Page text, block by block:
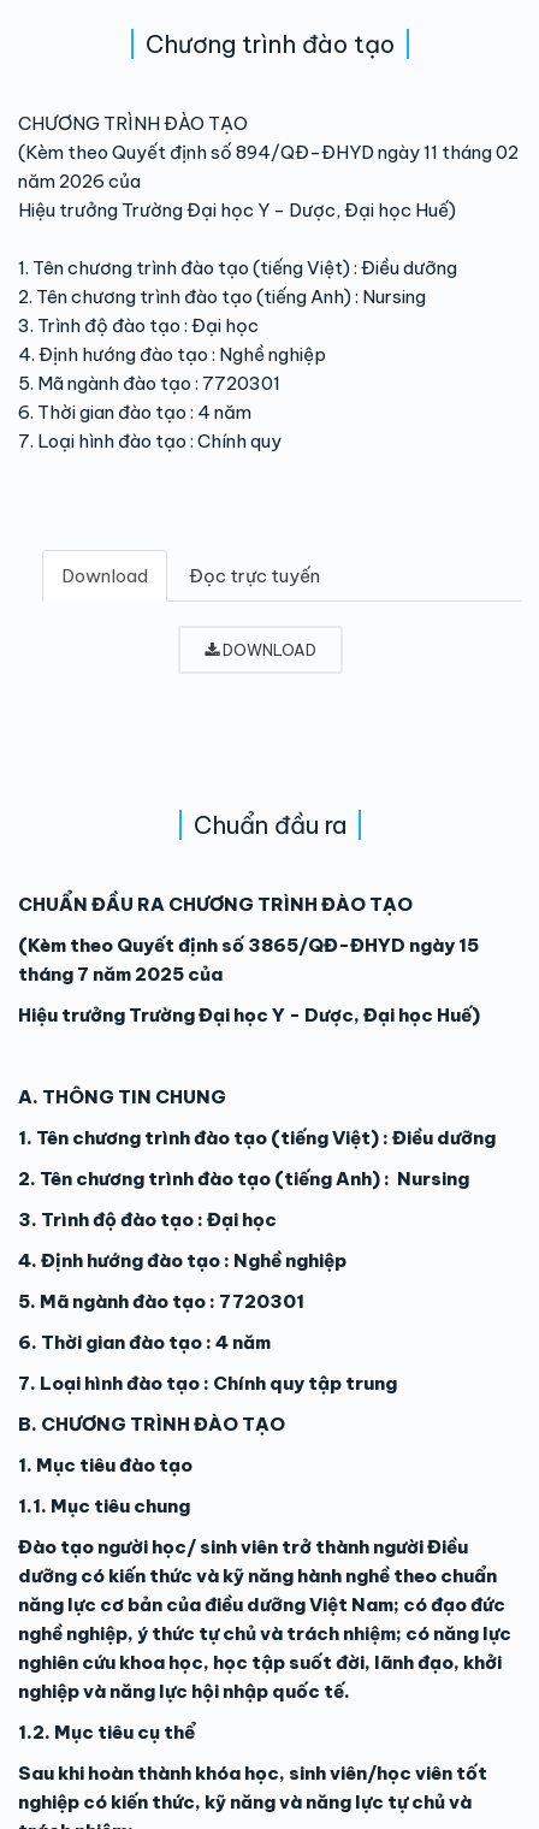
Chương trình đào tạo
CHƯƠNG TRÌNH ĐÀO TẠO
(Kèm theo Quyết định số 894/QĐ-ĐHYD ngày 11 tháng 02
năm 2026 của
Hiệu trưởng Trường Đại học Y - Dược, Đại học Huế)
1. Tên chương trình đào tạo (tiếng Việt) : Điều dưỡng
2. Tên chương trình đào tạo (tiếng Anh) : Nursing
3. Trình độ đào tạo : Đại học
4. Định hướng đào tạo : Nghề nghiệp
5. Mã ngành đào tạo : 7720301
6. Thời gian đào tạo : 4 năm
7. Loại hình đào tạo : Chính quy
Download Đọc trực tuyến
DOWNLOAD
Chuẩn đầu ra
CHUẨN ĐẦU RA CHƯƠNG TRÌNH ĐÀO TẠO
(Kèm theo Quyết định số 3865/QĐ-ĐHYD ngày 15
tháng 7 năm 2025 của
Hiệu trưởng Trường Đại học Y - Dược, Đại học Huế)
A. THÔNG TIN CHUNG
1. Tên chương trình đào tạo (tiếng Việt) : Điều dưỡng
2. Tên chương trình đào tạo (tiếng Anh) : Nursing
3. Trình độ đào tạo : Đại học
4. Định hướng đào tạo : Nghề nghiệp
5. Mã ngành đào tạo : 7720301
6. Thời gian đào tạo : 4 năm
7. Loại hình đào tạo : Chính quy tập trung
B. CHƯƠNG TRÌNH ĐÀO TẠO
1. Mục tiêu đào tạo
1.1. Mục tiêu chung
Đào tạo người học/ sinh viên trở thành người Điều
dưỡng có kiến thức và kỹ năng hành nghề theo chuẩn
năng lực cơ bản của điều dưỡng Việt Nam; có đạo đức
nghề nghiệp, ý thức tự chủ và trách nhiệm; có năng lực
nghiên cứu khoa học, học tập suốt đời, lãnh đạo, khởi
nghiệp và năng lực hội nhập quốc tế.
1.2. Mục tiêu cụ thể
Sau khi hoàn thành khóa học, sinh viên/học viên tốt
nghiệp có kiến thức, kỹ năng và năng lực tự chủ và